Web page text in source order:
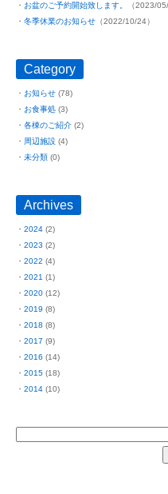
お盆のご予約開始致します。
（2023/
冬季休業のお知らせ （2022/10/24）
Category
お知らせ (78)
お食事処 (3)
各棟のご紹介 (2)
周辺施設 (4)
未分類 (0)
Archives
2024 (2)
2023 (2)
2022 (4)
2021 (1)
2020 (12)
2019 (8)
2018 (8)
2017 (9)
2016 (14)
2015 (18)
2014 (10)